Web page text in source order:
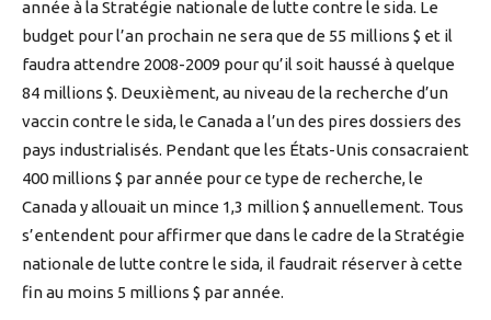
année à la Stratégie nationale de lutte contre le sida. Le
budget pour l’an prochain ne sera que de 55 millions $ et il
faudra attendre 2008-2009 pour qu’il soit haussé à quelque
84 millions $. Deuxièment, au niveau de la recherche d’un
vaccin contre le sida, le Canada a l’un des pires dossiers des
pays industrialisés. Pendant que les États-Unis consacraient
400 millions $ par année pour ce type de recherche, le
Canada y allouait un mince 1,3 million $ annuellement. Tous
s’entendent pour affirmer que dans le cadre de la Stratégie
nationale de lutte contre le sida, il faudrait réserver à cette
fin au moins 5 millions $ par année.